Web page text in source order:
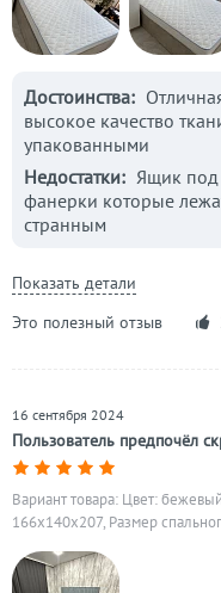
Достоинства:
высокое качество
упакованными
Недостатки: Ящик под
фанерки которые
странным
Показать детали
Это полезный отзыв
Пользователь предпочёл
16 сентября 2024
Вариант товара: Цвет:
166x140x207, Размер